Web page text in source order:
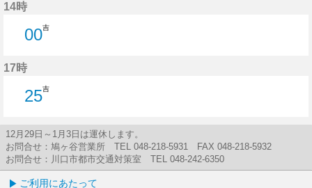
14時
00吉
17時
25吉
12月29日～1月3日は運休します。
お問合せ：鳩ヶ谷営業所 TEL 048-218-5931 FAX 048-218-5932
お問合せ：川口市都市交通対策室 TEL 048-242-6350
ご利用にあたって